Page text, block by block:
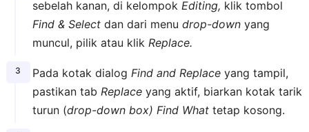
sebelah kanan, di kelompok Editing, klik tombol
Find & Selectdan dari menu drop-downyang
muncul, pilik atau klik Replace.
Pada kotak dialog Find and Replaceyang tampil,
pastikan tab Replaceyang aktif, biarkan kotak tarik
turun (drop-down box) Find Whattetap kosong.